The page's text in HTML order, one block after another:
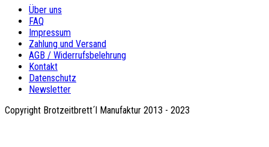
Über uns
FAQ
Impressum
Zahlung und Versand
AGB / Widerrufsbelehrung
Kontakt
Datenschutz
Newsletter
Copyright Brotzeitbrett´l Manufaktur 2013 - 2023